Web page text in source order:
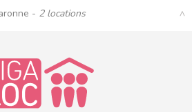
- 2 locations